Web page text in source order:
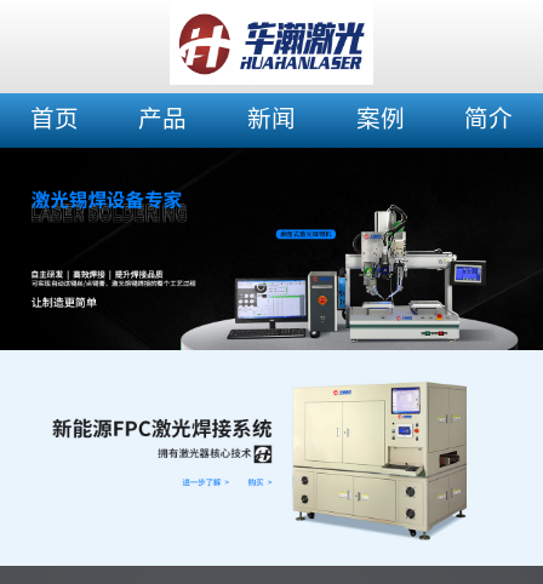
首页 产品 新闻 案例 简介